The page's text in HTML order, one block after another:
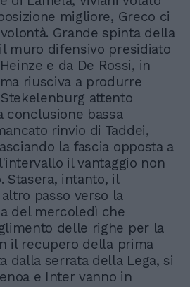
migliore, Greco ci
Grande spinta della
muro difensivo presidiato
e da De Rossi, in
riusciva a produrre
attento
conclusione bassa
rinvio di Taddei,
la fascia opposta a
il vantaggio non
Stasera, intanto, il
passo verso la
del mercoledì che
delle righe per la
il recupero della prima
dalla serrata della Lega, si
e Inter vanno in